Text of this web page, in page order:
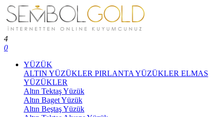
4
0
YÜZÜK
ALTIN YÜZÜKLER PIRLANTA YÜZÜKLER ELMAS
YÜZÜKLER
Altın Tektaş Yüzük
Altın Baget Yüzük
Altın Beştaş Yüzük